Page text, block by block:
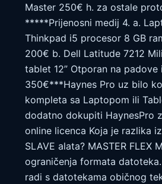
Master 250€ h. za ostale
*****Prijenosni medij 4. a.
Thinkpad i5 procesor 8 GB
200€ b. Dell Latitude 7212
tablet 12” Otporan na padove
350€***Haynes Pro uz bilo
kompleta sa Laptopom ili
dodatno dokupiti HaynesPro
online licenca Koja je razlika
SLAVE alata? MASTER FLEX
ograničenja formata
radi s datotekama običnog